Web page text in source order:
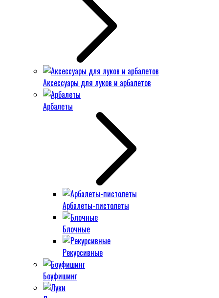
Аксессуары для луков и арбалетов
Арбалеты
Арбалеты-пистолеты
Блочные
Рекурсивные
Боуфишинг